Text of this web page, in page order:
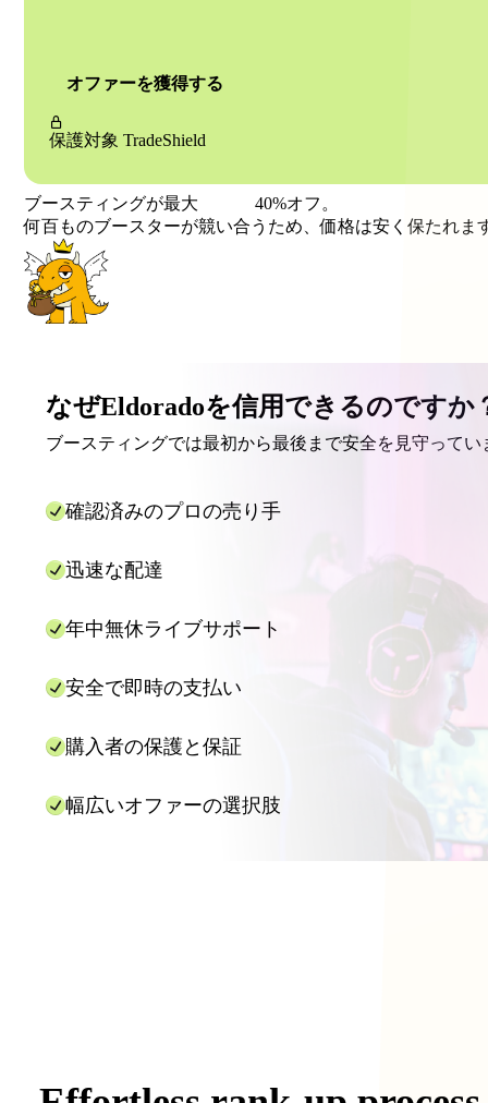
オファーを獲得する
保護対象 TradeShield
ブースティングが最大 40%オフ。
何百ものブースターが競い合うため、価格は安く保たれま
なぜEldoradoを信用できるのですか
ブースティングでは最初から最後まで安全を見守ってい
確認済みのプロの売り手
迅速な配達
年中無休ライブサポート
安全で即時の支払い
購入者の保護と保証
幅広いオファーの選択肢